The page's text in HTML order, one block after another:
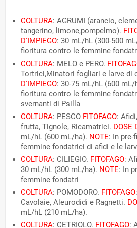
COLTURA: AGRUMI (arancio,
tangerino, limone,pompelmo).
D'IMPIEGO: 30 mL/hL (300-500
fioritura contro le femmine
COLTURA: MELO e PERO.
Tortrici,Minatori fogliari e larve di
D'IMPIEGO: 30-75 mL/hL (600 mL/
fioritura contro le femmine
svernanti di Psilla
COLTURA: PESCO FITOFAGO:
frutta, Tignole, Ricamatrici. DOSE
mL/hL (600 mL/ha). NOTE: In
femmine fondatrici di afidi e le
COLTURA: CILIEGIO. FITOFAGO:
30 mL/hL (300 mL/ha). NOTE: In
femmine fondatri
COLTURA: POMODORO. FITOFAGO
Cavolaie, Aleurodidi e Ragnetti.
mL/hL (210 mL/ha).
COLTURA: CETRIOLO. FITOFAGO: